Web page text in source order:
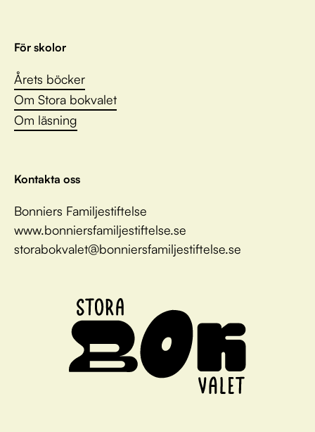
För skolor
Årets böcker
Om Stora bokvalet
Om läsning
Kontakta oss
Bonniers Familjestiftelse
www.bonniersfamiljestiftelse.se
storabokvalet@bonniersfamiljestiftelse.se